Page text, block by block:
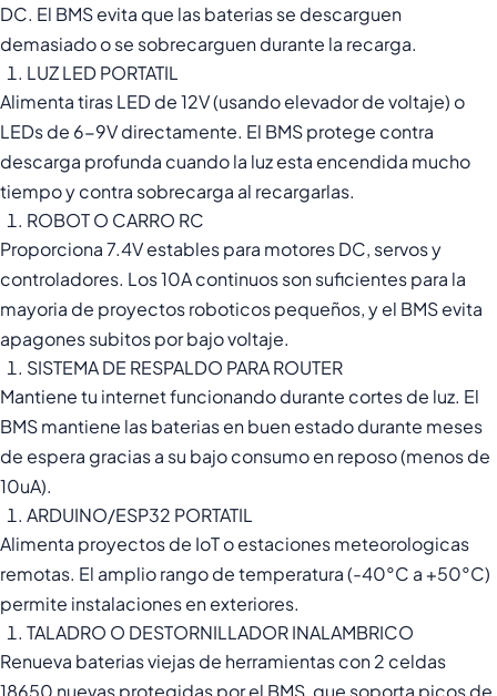
DC. El BMS evita que las baterias se descarguen
demasiado o se sobrecarguen durante la recarga.
LUZ LED PORTATIL
Alimenta tiras LED de 12V (usando elevador de voltaje) o
LEDs de 6-9V directamente. El BMS protege contra
descarga profunda cuando la luz esta encendida mucho
tiempo y contra sobrecarga al recargarlas.
ROBOT O CARRO RC
Proporciona 7.4V estables para motores DC, servos y
controladores. Los 10A continuos son suficientes para la
mayoria de proyectos roboticos pequeños, y el BMS evita
apagones subitos por bajo voltaje.
SISTEMA DE RESPALDO PARA ROUTER
Mantiene tu internet funcionando durante cortes de luz. El
BMS mantiene las baterias en buen estado durante meses
de espera gracias a su bajo consumo en reposo (menos de
10uA).
ARDUINO/ESP32 PORTATIL
Alimenta proyectos de IoT o estaciones meteorologicas
remotas. El amplio rango de temperatura (-40°C a +50°C)
permite instalaciones en exteriores.
TALADRO O DESTORNILLADOR INALAMBRICO
Renueva baterias viejas de herramientas con 2 celdas
18650 nuevas protegidas por el BMS, que soporta picos de